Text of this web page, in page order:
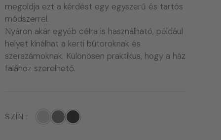
megoldja ezt a kérdést egy egyszerű és tartós
módszerrel.
Nyáron akár egyéb célra is használható, például
helyet kínálhat a kerti bútoroknak és
szerszámoknak. Különösen praktikus, hogy a ház
falához szerelhető.
SZÍN